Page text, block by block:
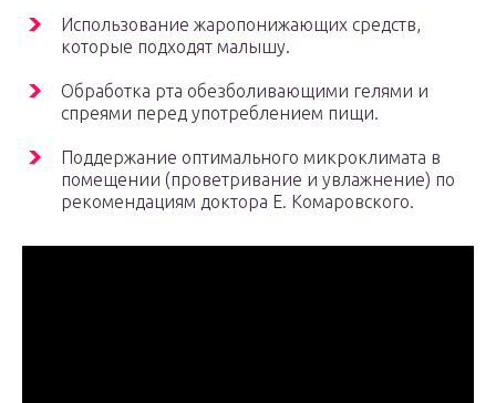
Использование жаропонижающих средств,
которые подходят малышу.
Обработка рта обезболивающими гелями и
спреями перед употреблением пищи.
Поддержание оптимального микроклимата в
помещении (проветривание и увлажнение) по
рекомендациям доктора Е. Комаровского.